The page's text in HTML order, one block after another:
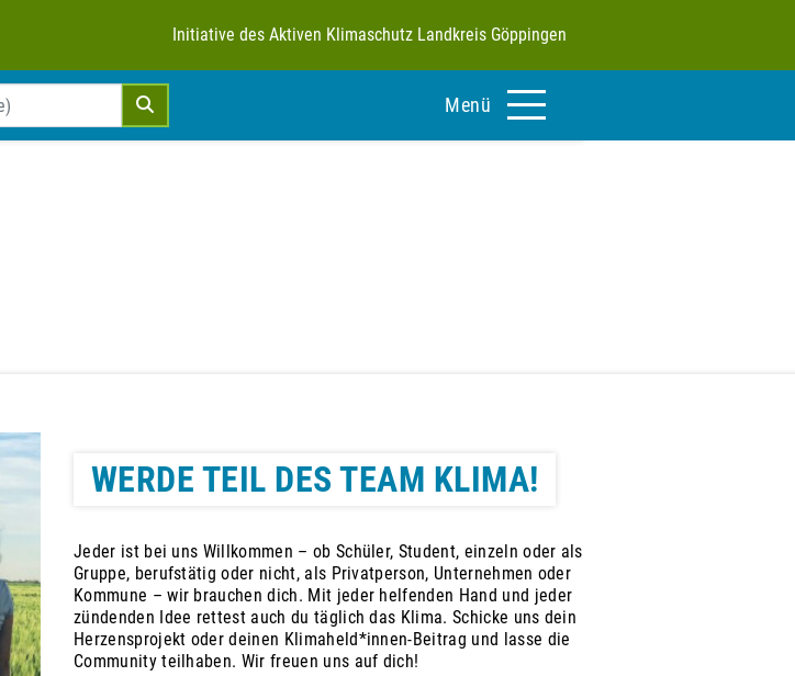
Initiative des Aktiven Klimaschutz Landkreis Göppingen
Menü
WERDE TEIL DES TEAM KLIMA!
Jeder ist bei uns Willkommen – ob Schüler, Student, einzeln oder als
Gruppe, berufstätig oder nicht, als Privatperson, Unternehmen oder
Kommune – wir brauchen dich. Mit jeder helfenden Hand und jeder
zündenden Idee rettest auch du täglich das Klima. Schicke uns dein
Herzensprojekt oder deinen Klimaheld*innen-Beitrag und lasse die
Community teilhaben. Wir freuen uns auf dich!